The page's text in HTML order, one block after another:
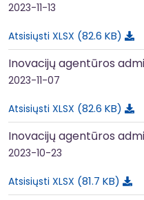
2023-11-13
Atsisiųsti XLSX 82.6 KB
Inovacijų agentūros
2023-11-07
Atsisiųsti XLSX 82.6 KB
Inovacijų agentūros
2023-10-23
Atsisiųsti XLSX 81.7 KB